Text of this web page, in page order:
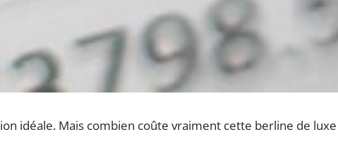
idéale. Mais combien coûte vraiment cette berline de